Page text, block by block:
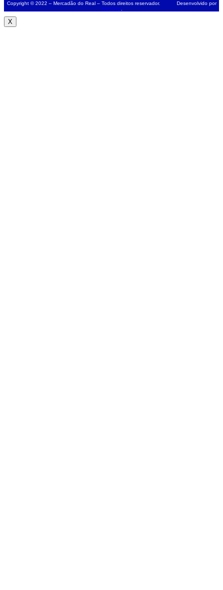
Copyright © 2022 – Mercadão do Real – Todos direitos reservador. Desenvolvido por
WebDep
X